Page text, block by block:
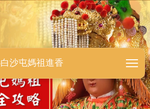
進香全紀錄
沙屯媽祖進香